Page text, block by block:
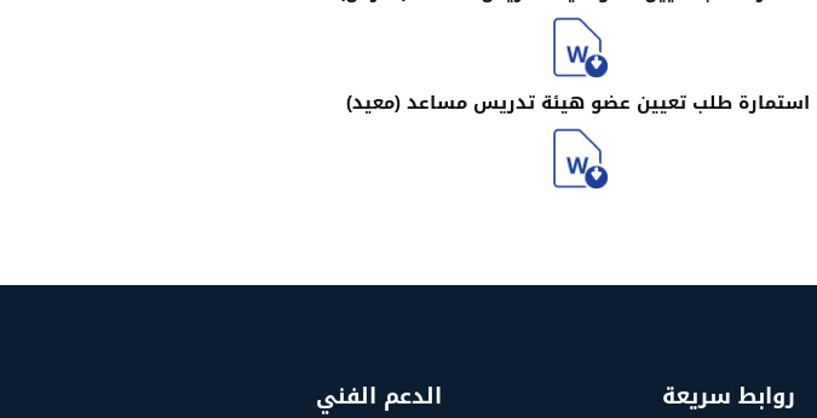
استمارة طلب تعيين عضو هيئة تدريس مساعد (معيد)
روابط سريعة الدعم الفني